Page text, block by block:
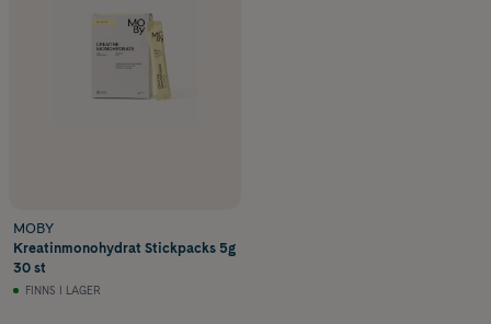
MOBY
Kreatinmonohydrat Stickpacks 5g
30 st
FINNS I LAGER